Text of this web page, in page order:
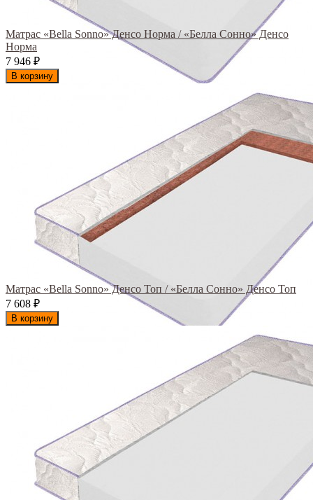
Матрас «Bella Sonno» Денсо Норма / «Белла Сонно» Денсо
Норма
7 946 ₽
В корзину
Матрас «Bella Sonno» Денсо Топ / «Белла Сонно» Денсо Топ
7 608 ₽
В корзину